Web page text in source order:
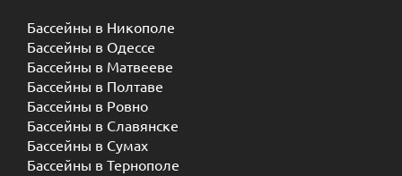
Бассейны в Никополе
Бассейны в Одессе
Бассейны в Матвееве
Бассейны в Полтаве
Бассейны в Ровно
Бассейны в Славянске
Бассейны в Сумах
Бассейны в Тернополе